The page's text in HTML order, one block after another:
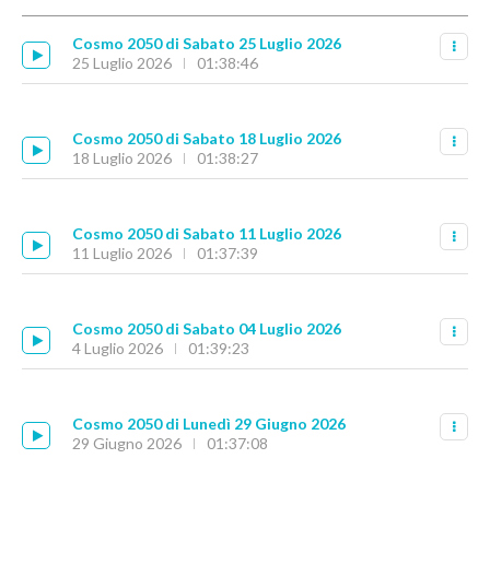
Cosmo 2050 di Sabato 25 Luglio 2026
25 Luglio 2026
01:38:46
Cosmo 2050 di Sabato 18 Luglio 2026
18 Luglio 2026
01:38:27
Cosmo 2050 di Sabato 11 Luglio 2026
11 Luglio 2026
01:37:39
Cosmo 2050 di Sabato 04 Luglio 2026
4 Luglio 2026
01:39:23
Cosmo 2050 di Lunedì 29 Giugno 2026
29 Giugno 2026
01:37:08